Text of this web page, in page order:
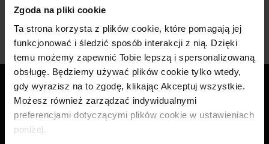
Zgoda na pliki cookie
Ta strona korzysta z plików cookie, które pomagają jej
funkcjonować i śledzić sposób interakcji z nią. Dzięki
temu możemy zapewnić Tobie lepszą i spersonalizowaną
obsługę. Będziemy używać plików cookie tylko wtedy,
gdy wyrazisz na to zgodę, klikając Akceptuj wszystkie.
Możesz również zarządzać indywidualnymi
preferencjami dotyczącymi plików cookie w ustawieniach
poniżej.
TURO to Klamka ze stali nierdzewnej dostępna z rozetą
zwykłą, patentową, i z blokadą WC.
Drzwi dobrze
zaprojektowane